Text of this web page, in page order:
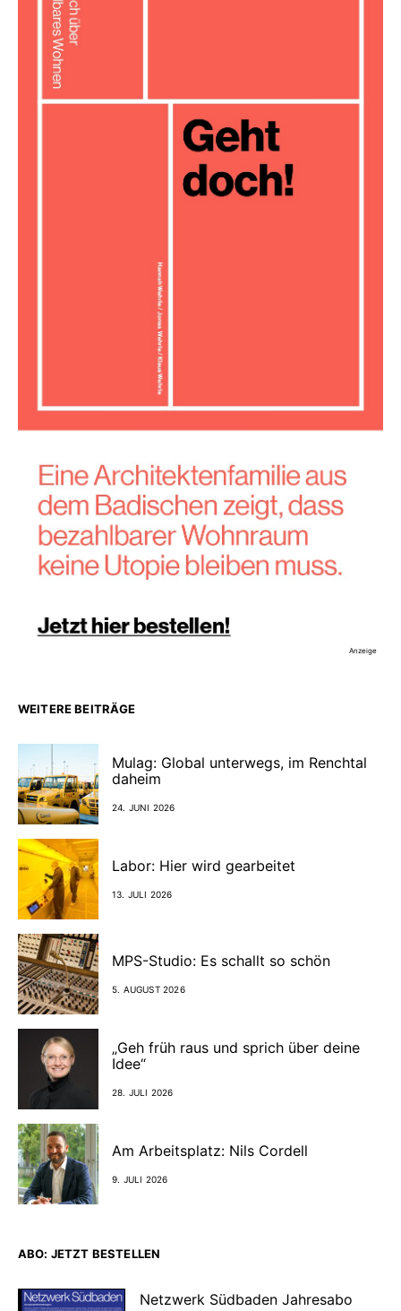
Anzeige
WEITERE BEITRÄGE
Mulag: Global unterwegs, im Renchtal
daheim
24. JUNI 2026
Labor: Hier wird gearbeitet
13. JULI 2026
MPS-Studio: Es schallt so schön
5. AUGUST 2026
„Geh früh raus und sprich über deine
Idee“
28. JULI 2026
Am Arbeitsplatz: Nils Cordell
9. JULI 2026
ABO: JETZT BESTELLEN
Netzwerk Südbaden Jahresabo